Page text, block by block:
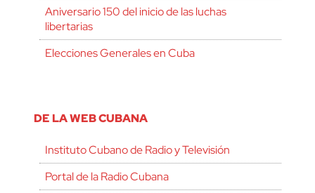
Aniversario 150 del inicio de las luchas
libertarias
Elecciones Generales en Cuba
DE LA WEB CUBANA
Instituto Cubano de Radio y Televisión
Portal de la Radio Cubana